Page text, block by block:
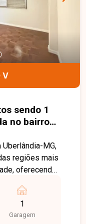
ainda de 2
e sofisticação
em
este
V
sendo 1
no bairro
MG,
regiões mais
oferecendo
e diversos
toda a
1
Garagem